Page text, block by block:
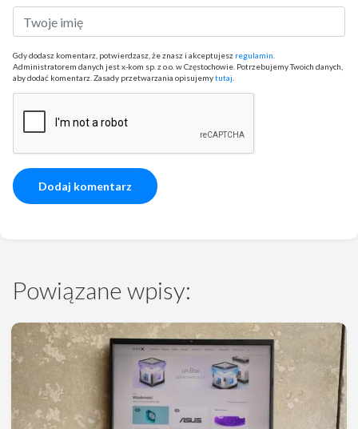
Gdy dodasz komentarz, potwierdzasz, że znasz i akceptujesz regulamin
Administratorem danych jest x-kom sp. z o.o. w Częstochowie. Potrzebujemy Twoich danych,
aby dodać komentarz. Zasady przetwarzania opisujemytutaj
Powiązane wpisy: